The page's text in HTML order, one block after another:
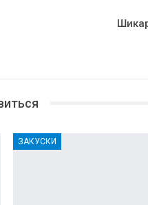
ЗАКУСКИ